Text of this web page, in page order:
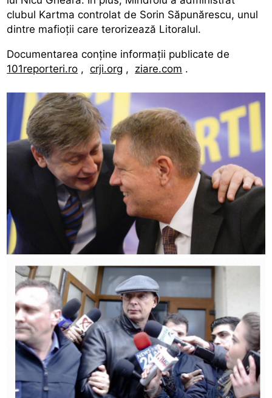
clubul Kartma controlat de Sorin Săpunărescu, unul
dintre mafioții care terorizează Litoralul.
Documentarea conține informații publicate de
101reporteri.ro ,crji.org , ziare.com .